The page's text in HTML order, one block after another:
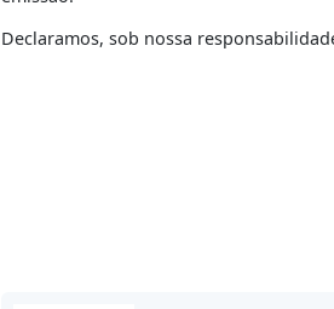
Declaramos, sob nossa